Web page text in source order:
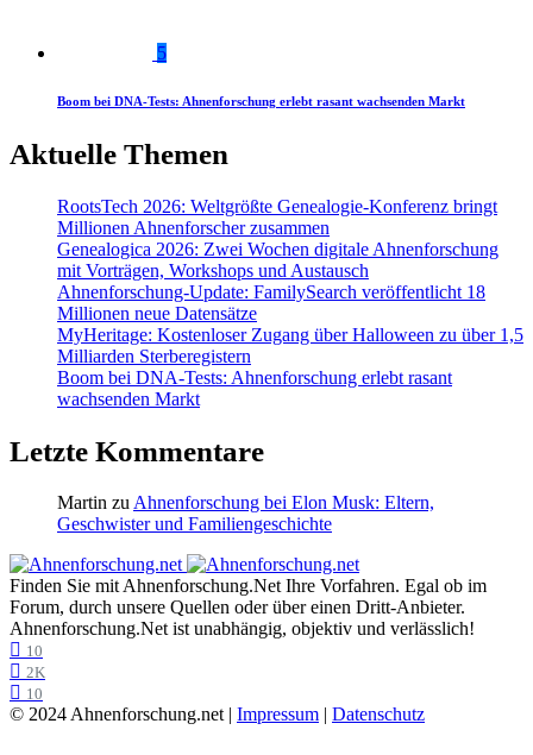
5
Boom bei DNA-Tests: Ahnenforschung erlebt rasant wachsenden Markt
Aktuelle Themen
RootsTech 2026: Weltgrößte Genealogie-Konferenz bringt
Millionen Ahnenforscher zusammen
Genealogica 2026: Zwei Wochen digitale Ahnenforschung
mit Vorträgen, Workshops und Austausch
Ahnenforschung-Update: FamilySearch veröffentlicht 18
Millionen neue Datensätze
MyHeritage: Kostenloser Zugang über Halloween zu über 1,5
Milliarden Sterberegistern
Boom bei DNA-Tests: Ahnenforschung erlebt rasant
wachsenden Markt
Letzte Kommentare
Martin zu Ahnenforschung bei Elon Musk: Eltern,
Geschwister und Familiengeschichte
Finden Sie mit Ahnenforschung.Net Ihre Vorfahren. Egal ob im
Forum, durch unsere Quellen oder über einen Dritt-Anbieter.
Ahnenforschung.Net ist unabhängig, objektiv und verlässlich!
10
2K
10
© 2024 Ahnenforschung.net | Impressum | Datenschutz